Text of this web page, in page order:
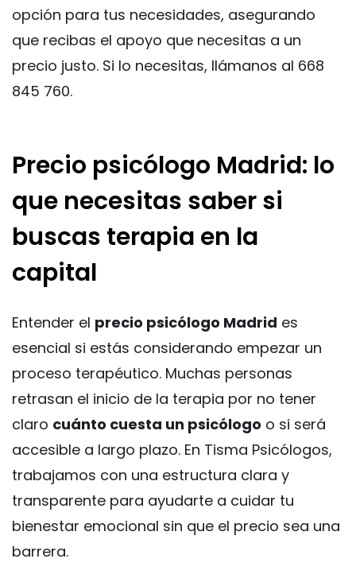
opción para tus necesidades, asegurando
que recibas el apoyo que necesitas a un
precio justo. Si lo necesitas, llámanos al 668
845 760.
Precio psicólogo Madrid: lo
que necesitas saber si
buscas terapia en la
capital
Entender el precio psicólogo Madrid es
esencial si estás considerando empezar un
proceso terapéutico. Muchas personas
retrasan el inicio de la terapia por no tener
claro cuánto cuesta un psicólogo o si será
accesible a largo plazo. En Tisma Psicólogos,
trabajamos con una estructura clara y
transparente para ayudarte a cuidar tu
bienestar emocional sin que el precio sea una
barrera.